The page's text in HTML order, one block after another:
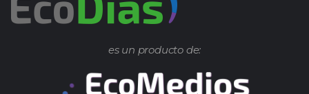
es un producto de: